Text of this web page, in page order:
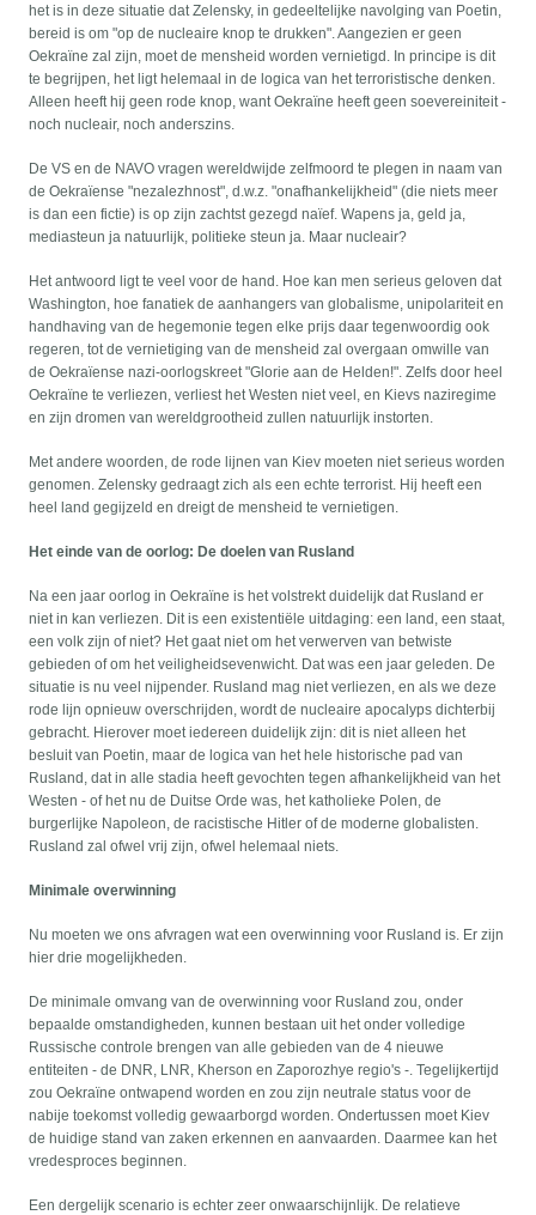
het is in deze situatie dat Zelensky, in gedeeltelijke navolging van Poetin,
bereid is om "op de nucleaire knop te drukken". Aangezien er geen
Oekraïne zal zijn, moet de mensheid worden vernietigd. In principe is dit
te begrijpen, het ligt helemaal in de logica van het terroristische denken.
Alleen heeft hij geen rode knop, want Oekraïne heeft geen soevereiniteit -
noch nucleair, noch anderszins.
De VS en de NAVO vragen wereldwijde zelfmoord te plegen in naam van
de Oekraïense "nezalezhnost", d.w.z. "onafhankelijkheid" (die niets meer
is dan een fictie) is op zijn zachtst gezegd naïef. Wapens ja, geld ja,
mediasteun ja natuurlijk, politieke steun ja. Maar nucleair?
Het antwoord ligt te veel voor de hand. Hoe kan men serieus geloven dat
Washington, hoe fanatiek de aanhangers van globalisme, unipolariteit en
handhaving van de hegemonie tegen elke prijs daar tegenwoordig ook
regeren, tot de vernietiging van de mensheid zal overgaan omwille van
de Oekraïense nazi-oorlogskreet "Glorie aan de Helden!". Zelfs door heel
Oekraïne te verliezen, verliest het Westen niet veel, en Kievs naziregime
en zijn dromen van wereldgrootheid zullen natuurlijk instorten.
Met andere woorden, de rode lijnen van Kiev moeten niet serieus worden
genomen. Zelensky gedraagt zich als een echte terrorist. Hij heeft een
heel land gegijzeld en dreigt de mensheid te vernietigen.
Het einde van de oorlog: De doelen van Rusland
Na een jaar oorlog in Oekraïne is het volstrekt duidelijk dat Rusland er
niet in kan verliezen. Dit is een existentiële uitdaging: een land, een staat,
een volk zijn of niet? Het gaat niet om het verwerven van betwiste
gebieden of om het veiligheidsevenwicht. Dat was een jaar geleden. De
situatie is nu veel nijpender. Rusland mag niet verliezen, en als we deze
rode lijn opnieuw overschrijden, wordt de nucleaire apocalyps dichterbij
gebracht. Hierover moet iedereen duidelijk zijn: dit is niet alleen het
besluit van Poetin, maar de logica van het hele historische pad van
Rusland, dat in alle stadia heeft gevochten tegen afhankelijkheid van het
Westen - of het nu de Duitse Orde was, het katholieke Polen, de
burgerlijke Napoleon, de racistische Hitler of de moderne globalisten.
Rusland zal ofwel vrij zijn, ofwel helemaal niets.
Minimale overwinning
Nu moeten we ons afvragen wat een overwinning voor Rusland is. Er zijn
hier drie mogelijkheden.
De minimale omvang van de overwinning voor Rusland zou, onder
bepaalde omstandigheden, kunnen bestaan uit het onder volledige
Russische controle brengen van alle gebieden van de 4 nieuwe
entiteiten - de DNR, LNR, Kherson en Zaporozhye regio's -. Tegelijkertijd
zou Oekraïne ontwapend worden en zou zijn neutrale status voor de
nabije toekomst volledig gewaarborgd worden. Ondertussen moet Kiev
de huidige stand van zaken erkennen en aanvaarden. Daarmee kan het
vredesproces beginnen.
Een dergelijk scenario is echter zeer onwaarschijnlijk. De relatieve